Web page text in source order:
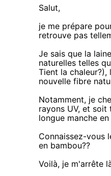
Salut,
je me prépare
retrouve pas
Je sais que la
naturelles telles
Tient la
nouvelle fibre
Notamment, je
rayons UV, et
longue manche
Connaissez-vous
en bambou??
Voilà, je m'arrête